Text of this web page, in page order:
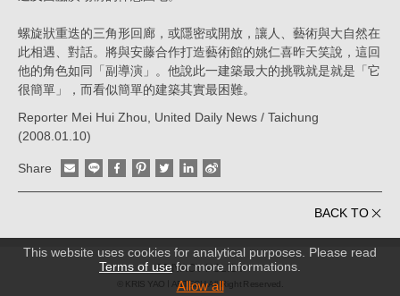
This website uses cookies for analytical purposes. Please read
Terms of use for more informations.
Allow all
螺旋狀重迭的三角形回廊，或隱密或開放，讓人、藝術與大自然在
此相遇、對話。將與安藤合作打造藝術館的姚仁喜昨天笑說，這回
他的角色如同「副導演」。他說此一建築最大的挑戰就是就是「它
很簡單」，而看似簡單的建築其實最困難。
Reporter Mei Hui Zhou, United Daily News / Taichung
(2008.01.10)
Share
BACK TO
PRIVACY POLICY
© KRIS YAO ARTECH All Right Reserved.